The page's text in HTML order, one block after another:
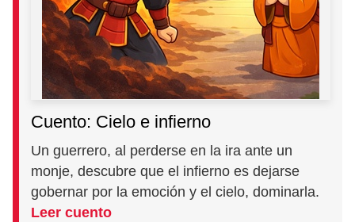
Cuento: Cielo e infierno
Un guerrero, al perderse en la ira ante un
monje, descubre que el infierno es dejarse
gobernar por la emoción y el cielo, dominarla.
Leer cuento